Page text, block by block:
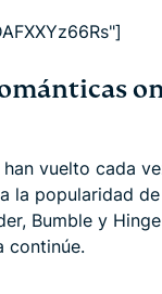
vuelto cada
la popularidad
Bumble y
continúe.